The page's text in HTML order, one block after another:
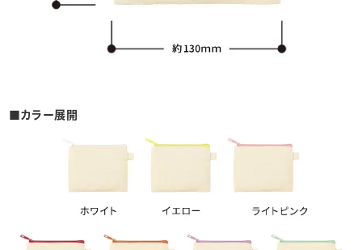
■カラー展開